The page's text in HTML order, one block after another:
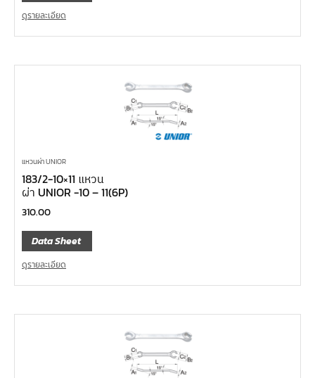
ดูรายละเอียด
แหวนผ่า UNIOR
183/2-10×11 แหวน
ผ่า UNIOR -10 – 11(6P)
310.00
Data Sheet
ดูรายละเอียด